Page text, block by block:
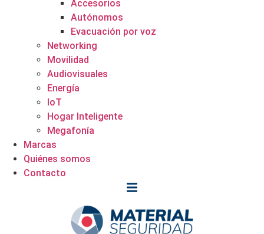
Accesorios
Autónomos
Evacuación por voz
Networking
Movilidad
Audiovisuales
Energía
IoT
Hogar Inteligente
Megafonía
Marcas
Quiénes somos
Contacto